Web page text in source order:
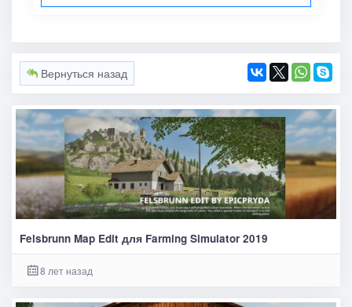
Вернуться назад
Felsbrunn Map Edit для Farming Simulator 2019
8 лет назад